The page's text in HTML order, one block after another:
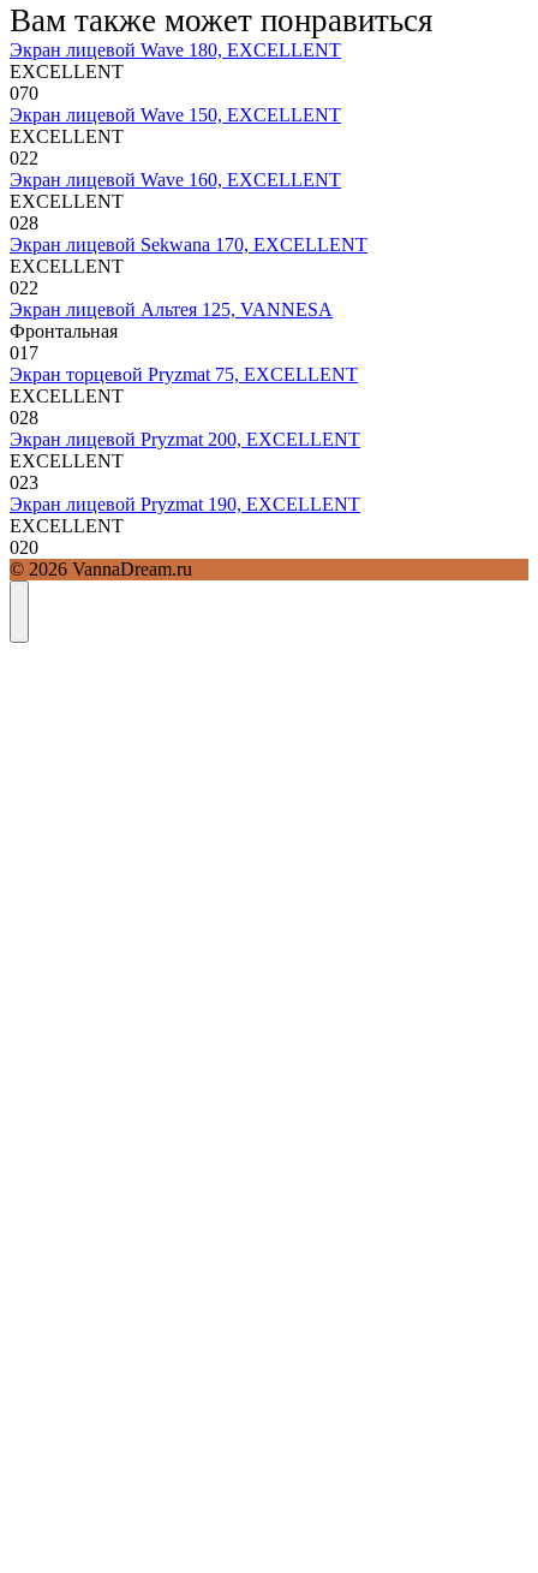
Вам также может понравиться
Экран лицевой Wave 180, EXCELLENT
EXCELLENT
070
Экран лицевой Wave 150, EXCELLENT
EXCELLENT
022
Экран лицевой Wave 160, EXCELLENT
EXCELLENT
028
Экран лицевой Sekwana 170, EXCELLENT
EXCELLENT
022
Экран лицевой Альтея 125, VANNESA
Фронтальная
017
Экран торцевой Pryzmat 75, EXCELLENT
EXCELLENT
028
Экран лицевой Pryzmat 200, EXCELLENT
EXCELLENT
023
Экран лицевой Pryzmat 190, EXCELLENT
EXCELLENT
020
© 2026 VannaDream.ru